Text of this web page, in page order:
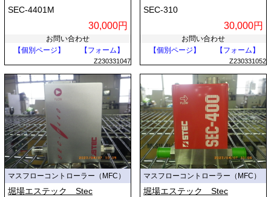
SEC-4401M
30,000円
お問い合わせ
【個別ページ】
【フォーム】
Z230331047
SEC-310
30,000円
お問い合わせ
【個別ページ】
【フォーム】
Z230331052
マスフローコントローラー（MFC）
堀場エステック Stec
マスフローコントローラー（MFC）
堀場エステック Stec